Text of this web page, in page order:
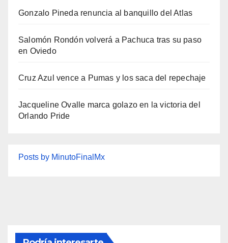
Gonzalo Pineda renuncia al banquillo del Atlas
Salomón Rondón volverá a Pachuca tras su paso
en Oviedo
Cruz Azul vence a Pumas y los saca del repechaje
Jacqueline Ovalle marca golazo en la victoria del
Orlando Pride
Posts by MinutoFinalMx